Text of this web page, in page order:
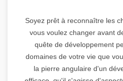
Soyez prêt à reconnaître les
vous voulez changer avant
quête de développement
domaines de votre vie que
la pierre angulaire d'un